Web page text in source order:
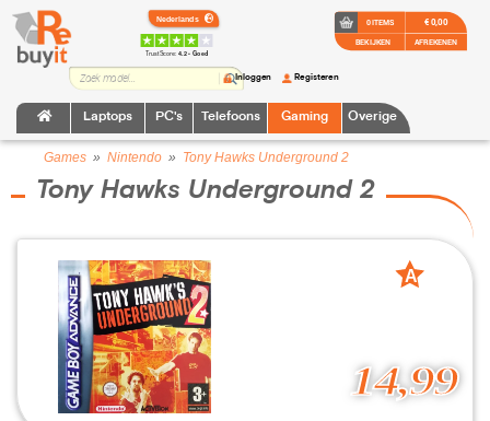
TrustScore:4.2 • Goed
Laptops PC's Telefoons Gaming Overige
Inloggen Registeren
0 ITEMS
BEKIJKEN
€ 0,00
AFREKENEN
Games » Nintendo » Tony Hawks Underground 2
Tony Hawks Underground 2
14,99
A